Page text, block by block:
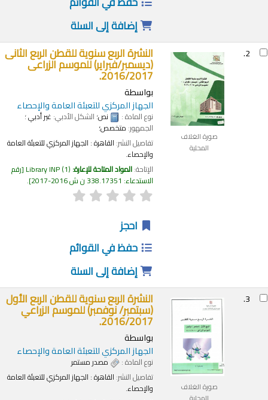
إضافة إلى السلة
2.
صورة الغلاف
المحلية
النشرة الربع سنوية للقطن الربع الثانى
(ديسمبر/فبراير) للموسم الزراعى
2016/2017.
بواسطة
الجهاز المركزي للتعبئة العامة والإحصاء
نوع المادة : نص؛ الشكل الأدبي:غير أدبي؛
الجمهور:متخصص؛
تفاصيل النشر:القاهرة :الجهاز المركزي للتعبئة العامة
والإحصاء.
الإتاحة:المواد المتاحة للإعارة: Library INP(1)
رقم
الاستدعاء:338.17351 ن ش 2016-2017 .
احجز
حفظ في القوائم
إضافة إلى السلة
صورة الغلاف
النشرة الربع سنوية للقطن الربع الأول
(سبتمبر/ نوفمبر) للموسم الزراعي
2016/2017.
بواسطة
الجهاز المركزي للتعبئة العامة والإحصاء
نوع المادة :
مصدر مستمر
تفاصيل النشر:القاهرة :الجهاز المركزي للتعبئة العامة
والإحصاء.